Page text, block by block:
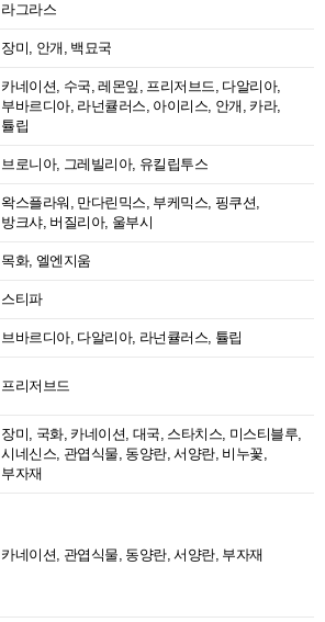
라그라스
장미, 안개, 백묘국
카네이션, 수국, 레몬잎, 프리저브드, 다알리아,
부바르디아, 라넌큘러스, 아이리스, 안개, 카라,
튤립
브로니아, 그레빌리아, 유킬립투스
왁스플라워, 만다린믹스, 부케믹스, 핑쿠션,
방크샤, 버질리아, 울부시
목화, 엘엔지움
스티파
브바르디아, 다알리아, 라넌큘러스, 튤립
프리저브드
장미, 국화, 카네이션, 대국, 스타치스, 미스티블루,
시네신스, 관엽식물, 동양란, 서양란, 비누꽃,
부자재
카네이션, 관엽식물, 동양란, 서양란, 부자재